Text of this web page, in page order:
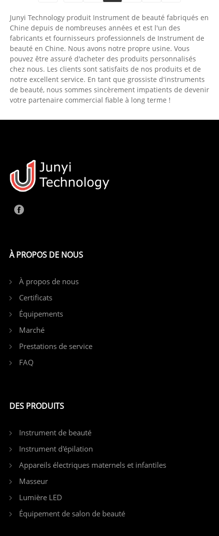
Junyi Technology produit Instrument de beauté fabriqués en
Chine depuis de nombreuses années et est l'un des
fabricants et fournisseurs professionnels de Instrument de
beauté en Chine. Nous avons notre propre usine. Vous
pouvez être assuré d'acheter des produits personnalisés
chez nous. Les clients sont satisfaits de nos produits et de
notre excellent service. En tant que grossiste d'instruments
de beauté, nous sommes sincèrement impatients de devenir
votre partenaire commercial fiable à long terme !
À PROPOS DE NOUS
À propos de nous
Certificats
Équipements
Marché
Prestations de service
FAQ
DES PRODUITS
Instrument de beauté
Instrument d'épilation
Appareils électriques maternels et infantiles
Masseur
Lumière LED
Équipement de salon de beauté